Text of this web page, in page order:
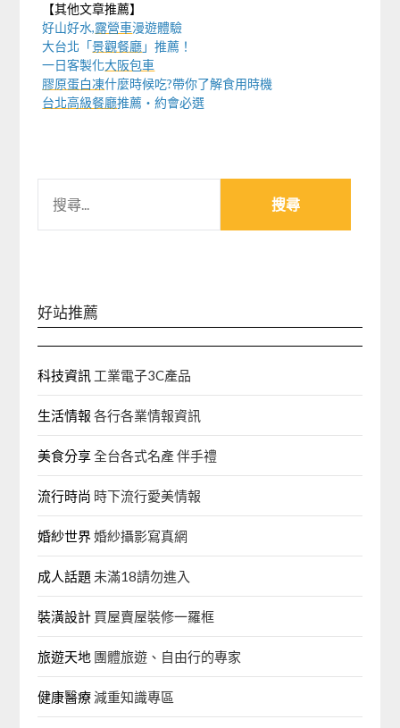
【其他文章推薦】
好山好水,露營車漫遊體驗
大台北「景觀餐廳」推薦！
一日客製化大阪包車
膠原蛋白凍什麼時候吃?帶你了解食用時機
台北高級餐廳推薦・約會必選
關
好站推薦
科技資訊 工業電子3C產品
生活情報 各行各業情報資訊
美食分享全台各式名產 伴手禮
流行時尚 時下流行愛美情報
婚紗世界婚紗攝影寫真網
成人話題 未滿18請勿進入
裝潢設計 買屋賣屋裝修一羅框
旅遊天地 團體旅遊、自由行的專家‎
健康醫療減重知識專區